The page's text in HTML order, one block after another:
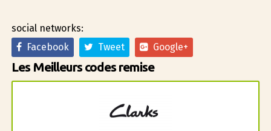
social networks:
Facebook
Tweet Google+
Les Meilleurs codes remise